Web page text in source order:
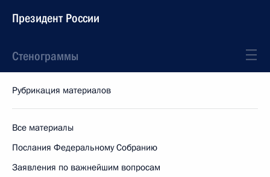
Президент России
Стенограммы
Рубрикация материалов
Все материалы
Послания Федеральному Собранию
Заявления по важнейшим вопросам